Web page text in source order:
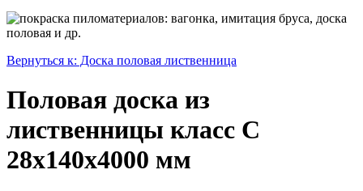
Вернуться к: Доска половая лиственница
Половая доска из
лиственницы класс С
28x140x4000 мм